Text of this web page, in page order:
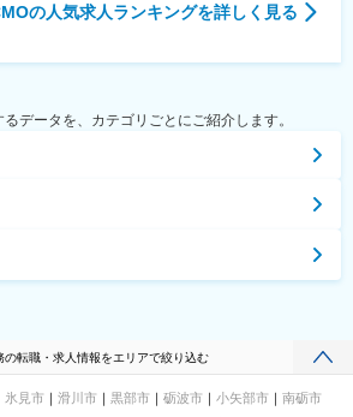
の人気求人ランキングを詳しく見る
データを、カテゴリごとにご紹介します。
転職・求人情報をエリアで絞り込む
氷見市 滑川市 黒部市 砺波市 小矢部市
南砺市